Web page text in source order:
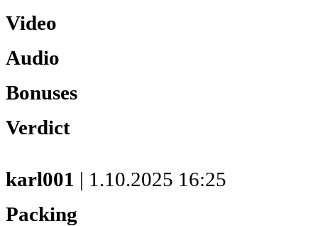
Video
Audio
Bonuses
Verdict
karl001 | 1.10.2025 16:25
Packing